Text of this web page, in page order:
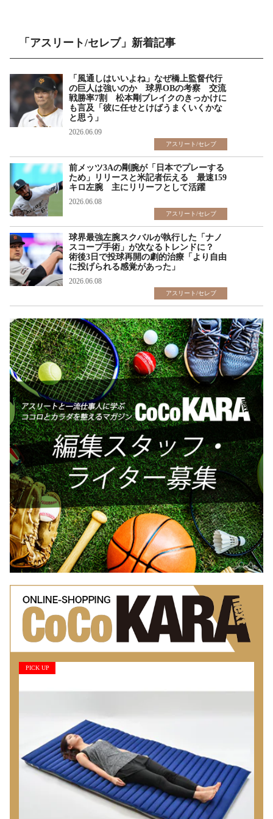
「アスリート/セレブ」新着記事
「風通しはいいよね」なぜ橋上監督代行
の巨人は強いのか 球界OBの考察 交流
戦勝率7割 松本剛ブレイクのきっかけに
も言及「彼に任せとけばうまくいくかな
と思う」
2026.06.09
アスリート/セレブ
前メッツ3Aの剛腕が「日本でプレーする
ため」リリースと米記者伝える 最速159
キロ左腕 主にリリーフとして活躍
2026.06.08
アスリート/セレブ
球界最強左腕スクバルが執行した「ナノ
スコープ手術」が次なるトレンドに？
術後3日で投球再開の劇的治療「より自由
に投げられる感覚があった」
2026.06.08
アスリート/セレブ
PICK UP